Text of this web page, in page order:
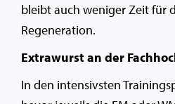
bleibt auch weniger Zeit für
Regeneration.
Extrawurst an der
In den intensivsten